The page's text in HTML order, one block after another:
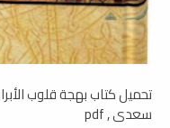
تحميل كتاب بهجة قلوب
سعدي , pdf